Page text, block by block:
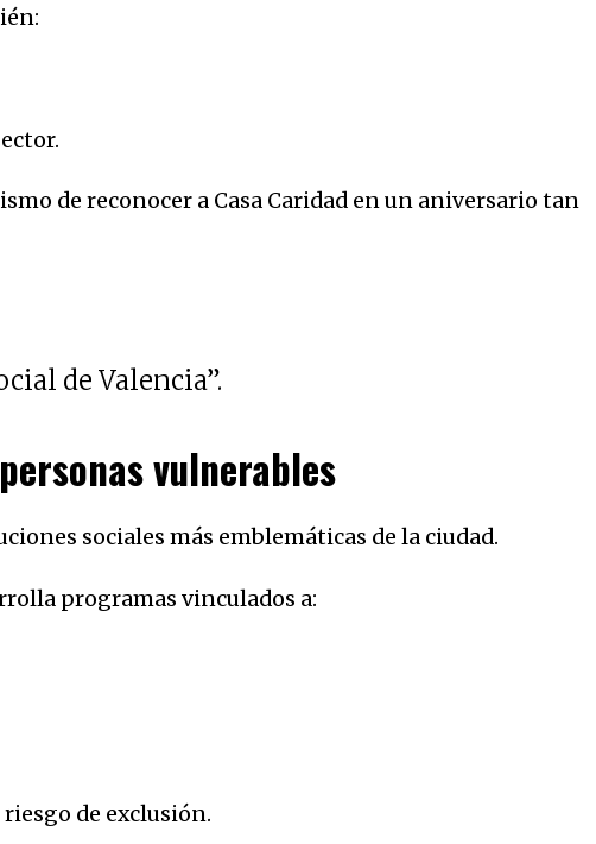
de reconocer a Casa Caridad en un aniversario tan
de Valencia”.
vulnerables
sociales más emblemáticas de la ciudad.
programas vinculados a:
de exclusión.